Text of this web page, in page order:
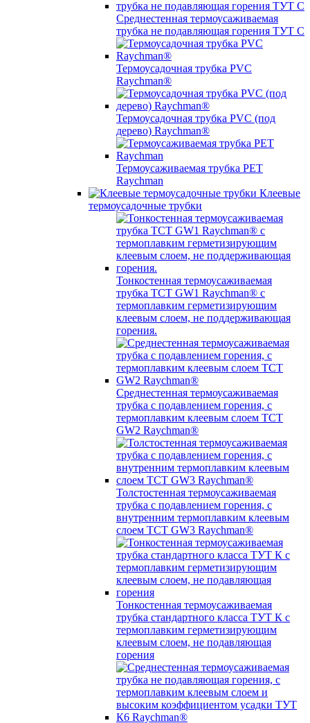
Среднестенная термоусаживаемая
трубка не подавляющая горения ТУТ С
Термоусадочная трубка PVC
Raychman®
Термоусадочная трубка PVC (под
дерево) Raychman®
Термоусаживаемая трубка PET
Raychman
Клеевые
термоусадочные трубки
Тонкостенная термоусаживаемая
трубка TCT GW1 Raychman® с
термоплавким герметизирующим
клеевым слоем, не поддерживающая
горения.
Среднестенная термоусаживаемая
трубка c подавлением горения, с
термоплавким клеевым слоем TCT
GW2 Raychman®
Толстостенная термоусаживаемая
трубка c подавлением горения, с
внутренним термоплавким клеевым
слоем TCT GW3 Raychman®
Тонкостенная термоусаживаемая
трубка стандартного класса ТУТ К с
термоплавким герметизирующим
клеевым слоем, не подавляющая
горения